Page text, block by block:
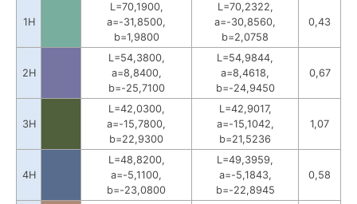
1H
L=70,1900,
a=-31,8500,
b=1,9800
L=70,2322,
a=-30,8560,
b=2,0758
0,43
2H
L=54,3800,
a=8,8400,
b=-25,7100
L=54,9844,
a=8,4618,
b=-24,9450
0,67
3H
L=42,0300,
a=-15,7800,
b=22,9300
L=42,9017,
a=-15,1042,
b=21,5236
1,07
4H
L=48,8200,
a=-5,1100,
b=-23,0800
L=49,3959,
a=-5,1843,
b=-22,8945
0,58